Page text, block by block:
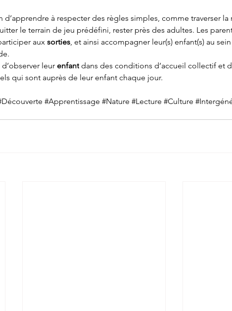
d’apprendre à respecter des règles simples, comme traverser la
le terrain de jeu prédéfini, rester près des adultes. Les
aux sorties, et ainsi accompagner leur(s) enfant(s) au
leur enfant dans des conditions d’accueil collectif et
qui sont auprès de leur enfant chaque jour.
#Apprentissage #Nature #Lecture #Culture